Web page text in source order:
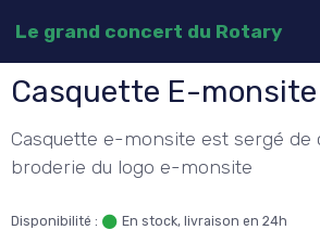
Le grand concert du Rotary
Casquette E-monsite
Casquette e-monsite est sergé de
broderie du logo e-monsite
Disponibilité : En stock, livraison en 24h